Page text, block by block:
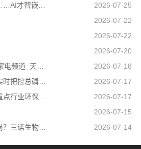
智能检测仪、智能耳机……AI才智嵌入百姓日子 科技盈利惠及民生
2026-07-25
2026-07-22
2026-07-22
2026-07-20
2026-07-18
2026-07-17
我省高标准高质量推进重点行业环保绩效创A
2026-07-17
2026-07-15
如何让血糖监测仪更时尚？三诺生物给出答案！
2026-07-14